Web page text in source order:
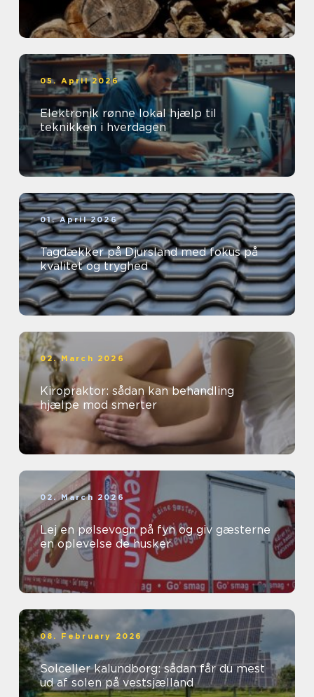
05. April 2026
Elektronik rønne lokal hjælp til
teknikken i hverdagen
01. April 2026
Tagdækker på Djursland med fokus på
kvalitet og tryghed
02. March 2026
Kiropraktor: sådan kan behandling
hjælpe mod smerter
02. March 2026
Lej en pølsevogn på fyn og giv gæsterne
en oplevelse de husker
08. February 2026
Solceller kalundborg: sådan får du mest
ud af solen på vestsjælland